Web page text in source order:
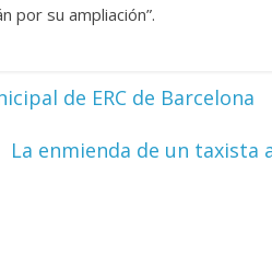
por su ampliación”.
de ERC de Barcelona
La enmienda de un taxista